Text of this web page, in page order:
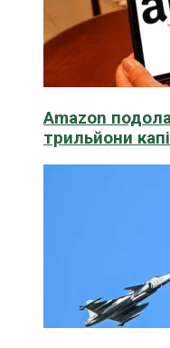
Amazon
трильйони